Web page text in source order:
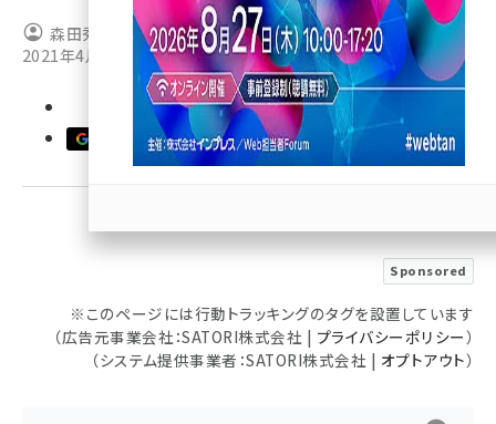
z世代 (1622)
meo (1275)
llmo (1163)
森田秀一
2021年4月8日 7:00
優先するニュース提供元に追加
Sponsored
※このページには行動トラッキングのタグを設置しています
（広告元事業会社：SATORI株式会社 | プライバシーポリシー）
（システム提供事業者：SATORI株式会社 | オプトアウト）